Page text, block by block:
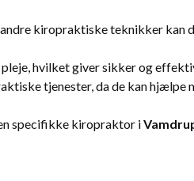
kiropraktiske teknikker kan
hvilket giver sikker og
tjenester, da de kan
specifikke kiropraktor i